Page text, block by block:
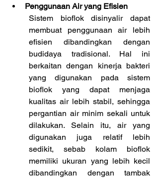
Penggunaan Air yang Efisien
Sistem bioflok disinyalir dapat
membuat penggunaan air lebih
efisien dibandingkan dengan
budidaya tradisional. Hal ini
berkaitan dengan kinerja bakteri
yang digunakan pada sistem
bioflok yang dapat menjaga
kualitas air lebih stabil, sehingga
pergantian air minim sekali untuk
dilakukan. Selain itu, air yang
digunakan juga relatif lebih
sedikit, sebab kolam bioflok
memiliki ukuran yang lebih kecil
dibandingkan dengan tambak